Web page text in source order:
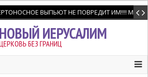
ВЫПЬЮТ НЕ ПОВРЕДИТ ИМ!!!! Мне
НОВЫЙ ИЕРУСАЛИМ
БЕЗ ГРАНИЦ